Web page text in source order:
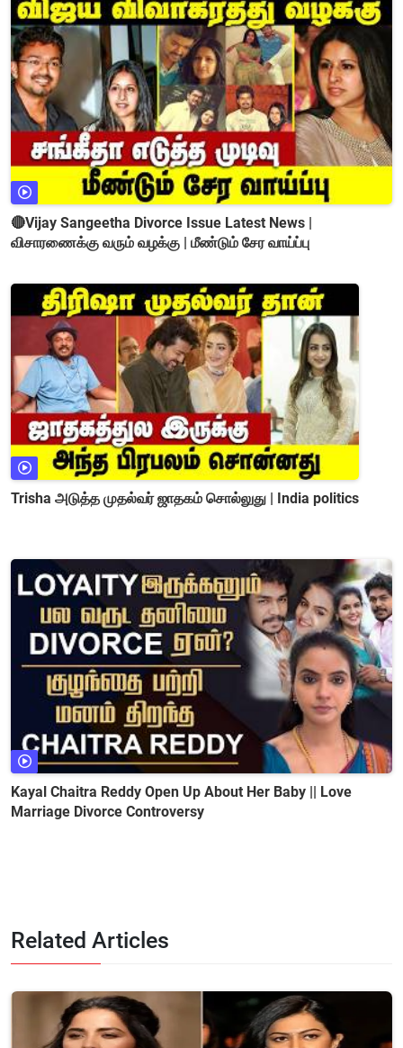
🔴Vijay Sangeetha Divorce Issue Latest News |
விசாரணைக்கு வரும் வழக்கு | மீண்டும் சேர வாய்ப்பு
Trisha அடுத்த முதல்வர் ஜாதகம் சொல்லுது | India politics
Kayal Chaitra Reddy Open Up About Her Baby || Love
Marriage Divorce Controversy
Related Articles